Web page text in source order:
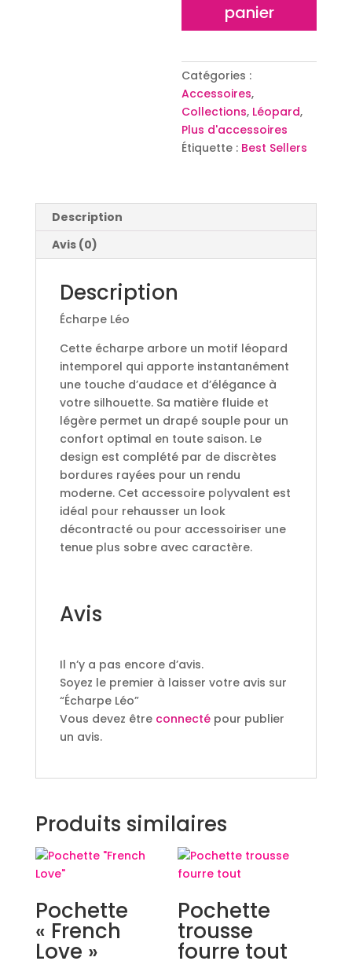
Écharpe
Léo
panier
Catégories :
Accessoires,
Collections, Léopard,
Plus d'accessoires
Étiquette : Best Sellers
Description
Avis (0)
Description
Écharpe Léo
Cette écharpe arbore un motif léopard
intemporel qui apporte instantanément
une touche d’audace et d’élégance à
votre silhouette. Sa matière fluide et
légère permet un drapé souple pour un
confort optimal en toute saison. Le
design est complété par de discrètes
bordures rayées pour un rendu
moderne. Cet accessoire polyvalent est
idéal pour rehausser un look
décontracté ou pour accessoiriser une
tenue plus sobre avec caractère.
Avis
Il n’y a pas encore d’avis.
Soyez le premier à laisser votre avis sur
“Écharpe Léo”
Vous devez être connectépour publier
un avis.
Produits similaires
Pochette
« French
Love »
Pochette
trousse
fourre tout